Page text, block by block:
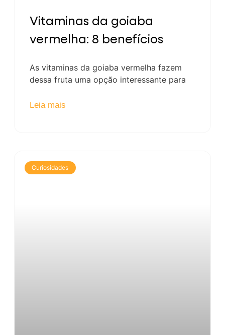
Vitaminas da goiaba
vermelha: 8 benefícios
As vitaminas da goiaba vermelha fazem
dessa fruta uma opção interessante para
Leia mais
Curiosidades